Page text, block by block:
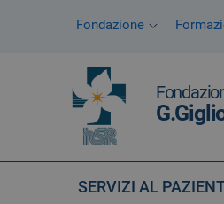
Vai al menu di
Fondazione
SERVIZI AL